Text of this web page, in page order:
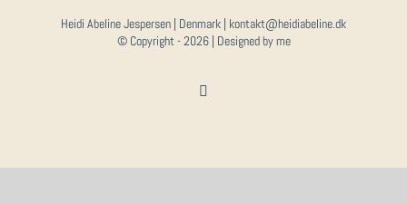
Heidi Abeline Jespersen | Denmark | kontakt@heidiabeline.dk
© Copyright -2026 | Designed by me